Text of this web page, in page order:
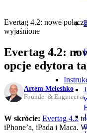
Evertag 4.2: nowe
wyjaśnione
Evertag 4.2:
opcje edytora
Artem Meleshko
Founder & Engineer at
W skrócie: Evertag 4.2
iPhone’a, iPada i Maca.